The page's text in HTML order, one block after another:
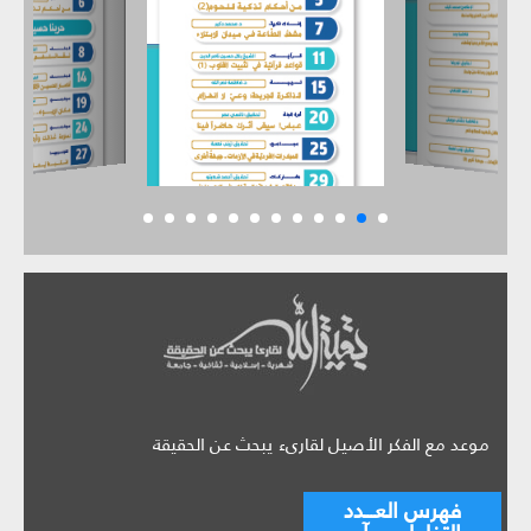
موعد مع الفكر الأصيل لقارىء يبحث عن الحقيقة
فهرس العـــدد